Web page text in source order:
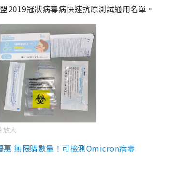
2019冠狀病毒病快速抗原測試通用名單。
放大
惠 無限購數量！可檢測Omicron病毒